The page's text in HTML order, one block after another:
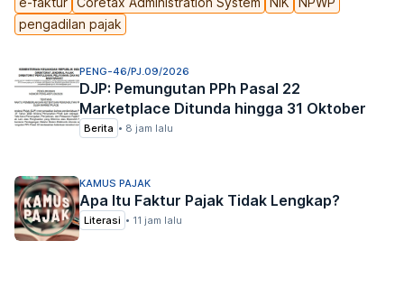
pengadilan pajak
PENG-46/PJ.09/2026
DJP: Pemungutan PPh Pasal 22
Marketplace Ditunda hingga 31 Oktober
Berita • 8 jam lalu
KAMUS PAJAK
Apa Itu Faktur Pajak Tidak Lengkap?
Literasi • 11 jam lalu